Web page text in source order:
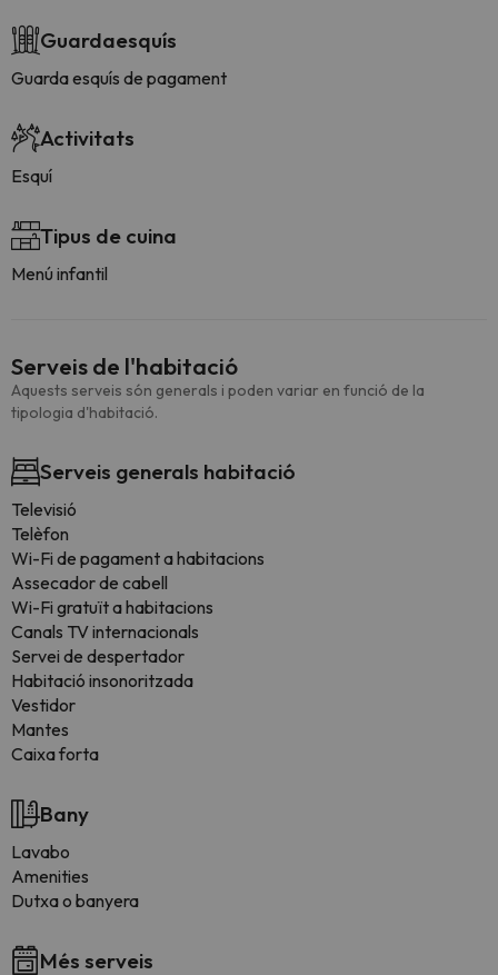
Guardaesquís
Guarda esquís de pagament
Activitats
Esquí
Tipus de cuina
Menú infantil
Serveis de l'habitació
Aquests serveis són generals i poden variar en funció de la
tipologia d'habitació.
Serveis generals habitació
Televisió
Telèfon
Wi-Fi de pagament a habitacions
Assecador de cabell
Wi-Fi gratuït a habitacions
Canals TV internacionals
Servei de despertador
Habitació insonoritzada
Vestidor
Mantes
Caixa forta
Bany
Lavabo
Amenities
Dutxa o banyera
Més serveis